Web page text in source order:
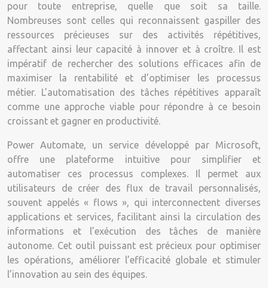
pour toute entreprise, quelle que soit sa taille.
Nombreuses sont celles qui reconnaissent gaspiller des
ressources précieuses sur des activités répétitives,
affectant ainsi leur capacité à innover et à croître. Il est
impératif de rechercher des solutions efficaces afin de
maximiser la rentabilité et d’optimiser les processus
métier. L’automatisation des tâches répétitives apparaît
comme une approche viable pour répondre à ce besoin
croissant et gagner en productivité.
Power Automate, un service développé par Microsoft,
offre une plateforme intuitive pour simplifier et
automatiser ces processus complexes. Il permet aux
utilisateurs de créer des flux de travail personnalisés,
souvent appelés « flows », qui interconnectent diverses
applications et services, facilitant ainsi la circulation des
informations et l’exécution des tâches de manière
autonome. Cet outil puissant est précieux pour optimiser
les opérations, améliorer l’efficacité globale et stimuler
l’innovation au sein des équipes.